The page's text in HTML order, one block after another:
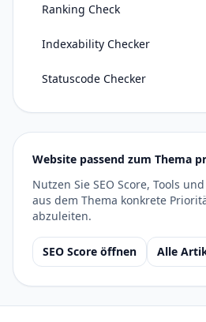
Ranking Check
Indexability Checker
Statuscode Checker
Website passend zum Thema
Nutzen Sie SEO Score, Tools
aus dem Thema konkrete
abzuleiten.
SEO Score öffnen Alle